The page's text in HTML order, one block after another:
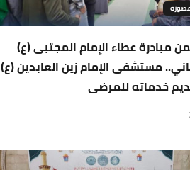
مبادرة عطاء الإمام المجتبى (ع)
مستشفى الإمام زين العابدين (ع)
خدماته للمرضى